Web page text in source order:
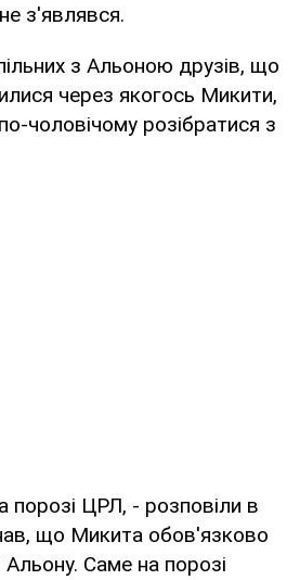
з'являвся.
з Альоною друзів, що
через якогось Микити,
чоловічому розібратися з
порозі ЦРЛ, - розповіли в
що Микита обов'язково
Саме на порозі